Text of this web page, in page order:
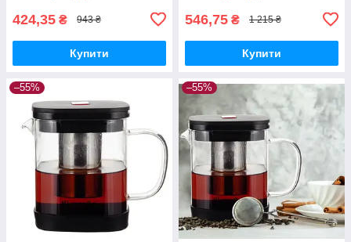
424,35 ₴ 943 ₴
Купити
546,75 ₴ 1 215 ₴
Купити
–55% –55%